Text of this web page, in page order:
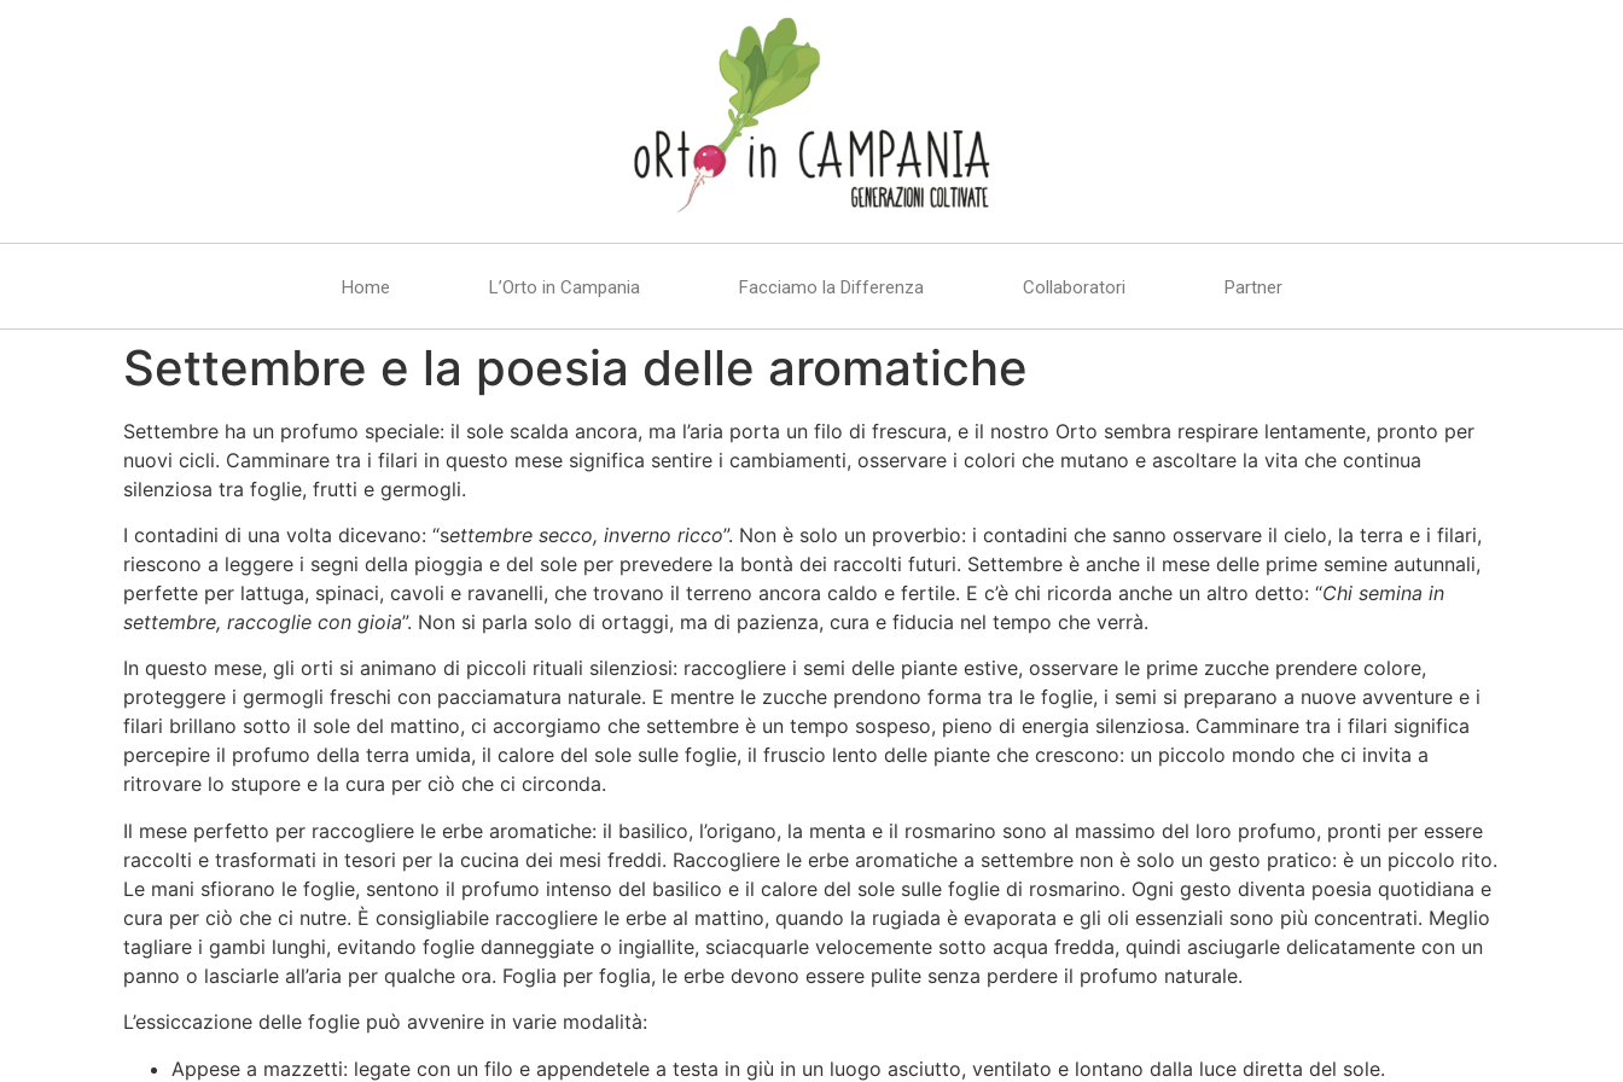
Home L’Orto in Campania Facciamo la Differenza Collaboratori Partner
Settembre e la poesia delle aromatiche
Settembre ha un profumo speciale: il sole scalda ancora, ma l’aria porta un filo di frescura, e il nostro Orto sembra respirare lentamente, pronto per
nuovi cicli. Camminare tra i filari in questo mese significa sentire i cambiamenti, osservare i colori che mutano e ascoltare la vita che continua
silenziosa tra foglie, frutti e germogli.
I contadini di una volta dicevano: “settembre secco, inverno ricco”. Non è solo un proverbio: i contadini che sanno osservare il cielo, la terra e i filari,
riescono a leggere i segni della pioggia e del sole per prevedere la bontà dei raccolti futuri. Settembre è anche il mese delle prime semine autunnali,
perfette per lattuga, spinaci, cavoli e ravanelli, che trovano il terreno ancora caldo e fertile. E c’è chi ricorda anche un altro detto: “Chi semina in
settembre, raccoglie con gioia”. Non si parla solo di ortaggi, ma di pazienza, cura e fiducia nel tempo che verrà.
In questo mese, gli orti si animano di piccoli rituali silenziosi: raccogliere i semi delle piante estive, osservare le prime zucche prendere colore,
proteggere i germogli freschi con pacciamatura naturale. E mentre le zucche prendono forma tra le foglie, i semi si preparano a nuove avventure e i
filari brillano sotto il sole del mattino, ci accorgiamo che settembre è un tempo sospeso, pieno di energia silenziosa. Camminare tra i filari significa
percepire il profumo della terra umida, il calore del sole sulle foglie, il fruscio lento delle piante che crescono: un piccolo mondo che ci invita a
ritrovare lo stupore e la cura per ciò che ci circonda.
Il mese perfetto per raccogliere le erbe aromatiche: il basilico, l’origano, la menta e il rosmarino sono al massimo del loro profumo, pronti per essere
raccolti e trasformati in tesori per la cucina dei mesi freddi. Raccogliere le erbe aromatiche a settembre non è solo un gesto pratico: è un piccolo rito.
Le mani sfiorano le foglie, sentono il profumo intenso del basilico e il calore del sole sulle foglie di rosmarino. Ogni gesto diventa poesia quotidiana e
cura per ciò che ci nutre. È consigliabile raccogliere le erbe al mattino, quando la rugiada è evaporata e gli oli essenziali sono più concentrati. Meglio
tagliare i gambi lunghi, evitando foglie danneggiate o ingiallite, sciacquarle velocemente sotto acqua fredda, quindi asciugarle delicatamente con un
panno o lasciarle all’aria per qualche ora. Foglia per foglia, le erbe devono essere pulite senza perdere il profumo naturale.
L’essiccazione delle foglie può avvenire in varie modalità:
Appese a mazzetti: legate con un filo e appendetele a testa in giù in un luogo asciutto, ventilato e lontano dalla luce diretta del sole.